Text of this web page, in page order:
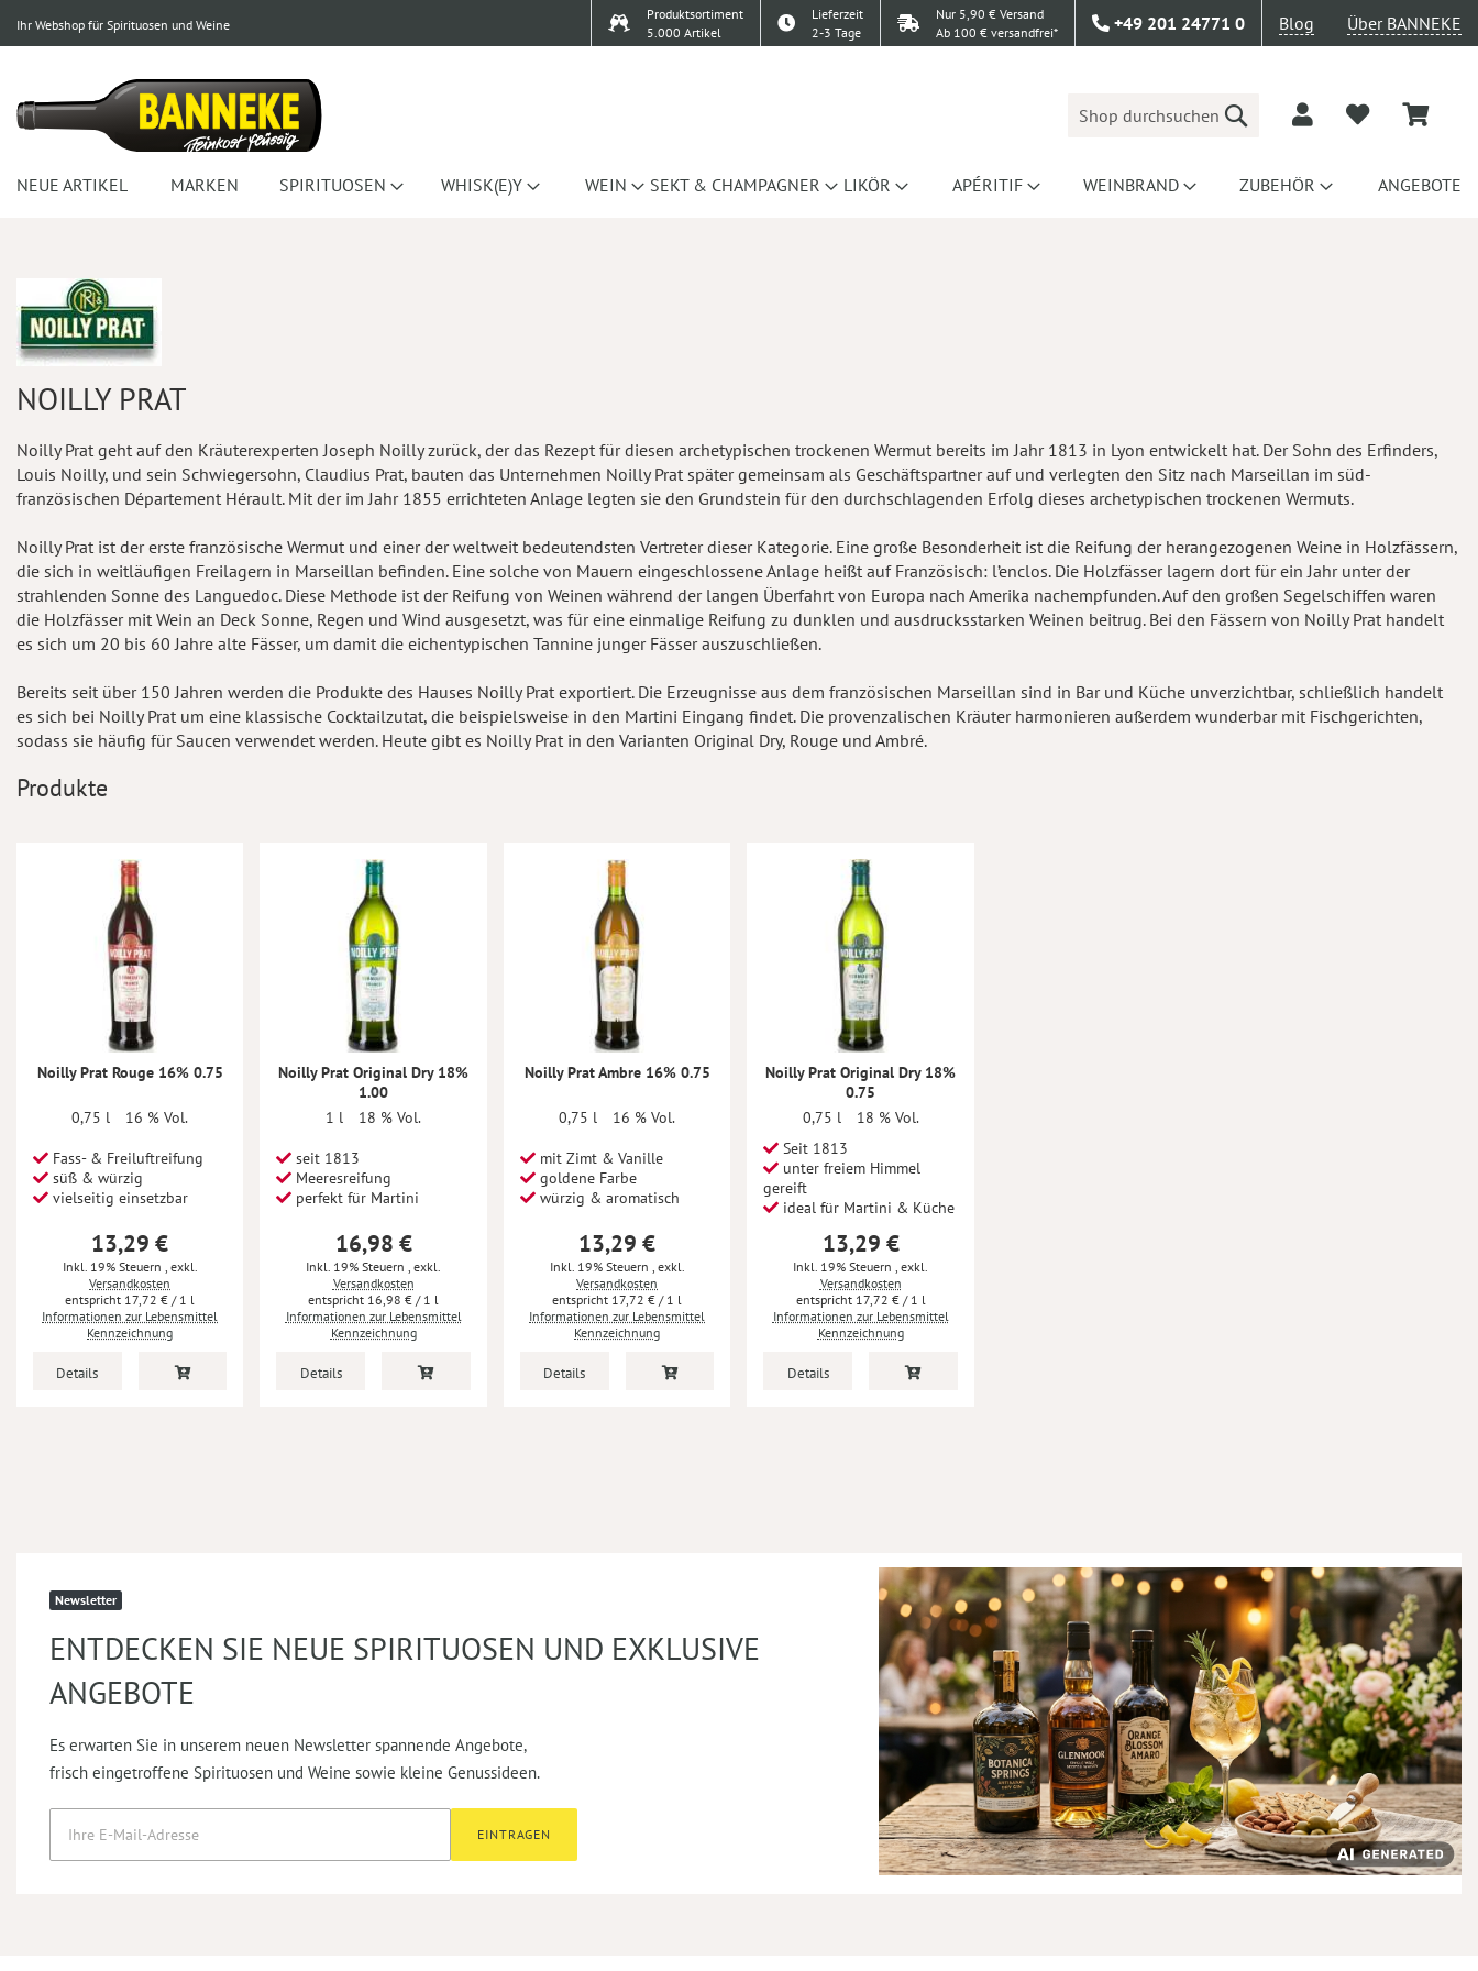
Ihr Webshop für Spirituosen und Weine
Produktsortiment
5.000 Artikel
Lieferzeit
2-3 Tage
Nur 5,90 € Versand
Ab 100 € versandfrei*
+49 201 24771 0 Blog Über BANNEKE
Suche
NEUE ARTIKEL MARKEN SPIRITUOSEN WHISK(E)Y WEIN SEKT & CHAMPAGNER LIKÖR APÉRITIF WEINBRAND ZUBEHÖR ANGEBOTE
NOILLY PRAT
Noilly Prat geht auf den Kräuterexperten Joseph Noilly zurück, der das Rezept für diesen archetypischen trockenen Wermut bereits im Jahr 1813 in Lyon entwickelt hat. Der Sohn des Erfinders,
Louis Noilly, und sein Schwiegersohn, Claudius Prat, bauten das Unternehmen Noilly Prat später gemeinsam als Geschäftspartner auf und verlegten den Sitz nach Marseillan im süd-
französischen Département Hérault. Mit der im Jahr 1855 errichteten Anlage legten sie den Grundstein für den durchschlagenden Erfolg dieses archetypischen trockenen Wermuts.
Noilly Prat ist der erste französische Wermut und einer der weltweit bedeutendsten Vertreter dieser Kategorie. Eine große Besonderheit ist die Reifung der herangezogenen Weine in Holzfässern,
die sich in weitläufigen Freilagern in Marseillan befinden. Eine solche von Mauern eingeschlossene Anlage heißt auf Französisch: l’enclos. Die Holzfässer lagern dort für ein Jahr unter der
strahlenden Sonne des Languedoc. Diese Methode ist der Reifung von Weinen während der langen Überfahrt von Europa nach Amerika nachempfunden. Auf den großen Segelschiffen waren
die Holzfässer mit Wein an Deck Sonne, Regen und Wind ausgesetzt, was für eine einmalige Reifung zu dunklen und ausdrucksstarken Weinen beitrug. Bei den Fässern von Noilly Prat handelt
es sich um 20 bis 60 Jahre alte Fässer, um damit die eichentypischen Tannine junger Fässer auszuschließen.
Bereits seit über 150 Jahren werden die Produkte des Hauses Noilly Prat exportiert. Die Erzeugnisse aus dem französischen Marseillan sind in Bar und Küche unverzichtbar, schließlich handelt
es sich bei Noilly Prat um eine klassische Cocktailzutat, die beispielsweise in den Martini Eingang findet. Die provenzalischen Kräuter harmonieren außerdem wunderbar mit Fischgerichten,
sodass sie häufig für Saucen verwendet werden. Heute gibt es Noilly Prat in den Varianten Original Dry, Rouge und Ambré.
Produkte
Noilly Prat Rouge 16% 0.75
0,75 l 16 % Vol.
Fass- & Freiluftreifung
süß & würzig
vielseitig einsetzbar
13,29 €
Inkl. 19% Steuern exkl.
Versandkosten
17,72 € / 1 l
Informationen zur Lebensmittel
Kennzeichnung
Details
Noilly Prat Original Dry 18%
1.00
1 l
18 % Vol.
seit 1813
Meeresreifung
perfekt für Martini
16,98 €
Inkl. 19% Steuern
exkl.
Versandkosten
16,98 € / 1 l
Informationen zur Lebensmittel
Kennzeichnung
Details
Noilly Prat Ambre 16% 0.75
0,75 l 16 % Vol.
mit Zimt & Vanille
goldene Farbe
würzig & aromatisch
13,29 €
Inkl. 19% Steuern exkl.
Versandkosten
17,72 € / 1 l
Informationen zur Lebensmittel
Kennzeichnung
Details
Noilly Prat Original Dry 18%
0.75
0,75 l
18 % Vol.
Seit 1813
unter freiem Himmel
gereift
ideal für Martini & Küche
13,29 €
Inkl. 19% Steuern
exkl.
Versandkosten
17,72 € / 1 l
Informationen zur Lebensmittel
Kennzeichnung
Details
Newsletter
ENTDECKEN SIE NEUE SPIRITUOSEN UND EXKLUSIVE
ANGEBOTE
Es erwarten Sie in unserem neuen Newsletter spannende Angebote,
frisch eingetroffene Spirituosen und Weine sowie kleine Genussideen.
EINTRAGEN